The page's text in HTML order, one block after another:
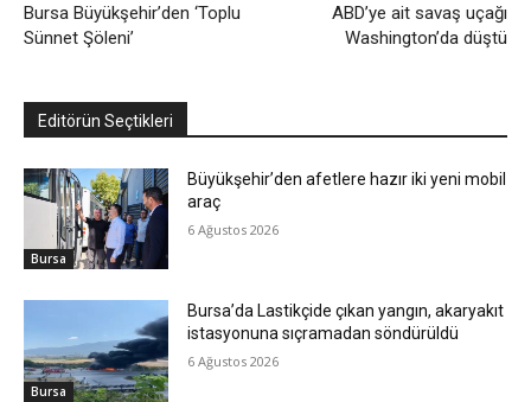
Bursa Büyükşehir’den ‘Toplu
Sünnet Şöleni’
ABD’ye ait savaş uçağı
Washington’da düştü
Editörün Seçtikleri
Bursa
Büyükşehir’den afetlere hazır iki yeni mobil
araç
6 Ağustos 2026
Bursa
Bursa’da Lastikçide çıkan yangın, akaryakıt
istasyonuna sıçramadan söndürüldü
6 Ağustos 2026